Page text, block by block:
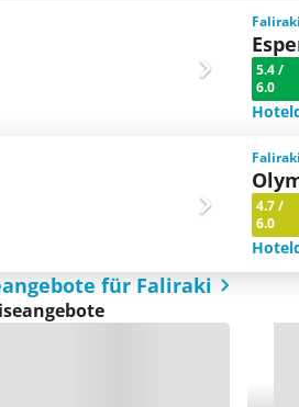
5.4/
6.0
4.7/
6.0
für Faliraki